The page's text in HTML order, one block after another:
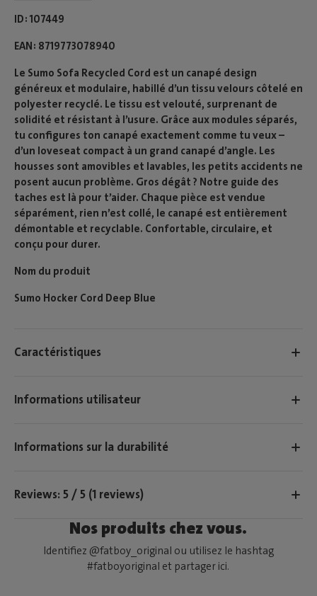
ID 107449
EAN 8719773078940
Le Sumo Sofa Recycled Cord est un canapé design
généreux et modulaire, habillé d’un tissu velours côtelé en
polyester recyclé. Le tissu est velouté, surprenant de
solidité et résistant à l’usure. Grâce aux modules séparés,
tu configures ton canapé exactement comme tu veux –
d’un loveseat compact à un grand canapé d’angle. Les
housses sont amovibles et lavables, les petits accidents ne
posent aucun problème. Gros dégât ? Notre guide des
taches est là pour t’aider. Chaque pièce est vendue
séparément, rien n’est collé, le canapé est entièrement
démontable et recyclable. Confortable, circulaire, et
conçu pour durer.
Nom du produit
Sumo Hocker Cord Deep Blue
Caractéristiques
Informations utilisateur
Informations sur la durabilité
Reviews: 5 / 5 (1 reviews)
Nos produits chez vous.
Identifiez @fatboy_original ou utilisez le hashtag
#fatboyoriginal et partager ici.